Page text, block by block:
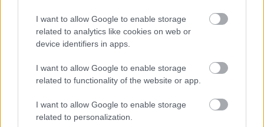
I want to allow Google to enable storage
related to analytics like cookies on web or
device identifiers in apps.
I want to allow Google to enable storage
related to functionality of the website or app.
I want to allow Google to enable storage
related to personalization.
Júniustól emelkedtek törvényi szintre a távmunka
veszélyhelyzet idején alkalmazott szabályai. Az
egyszerűsítéseknek köszönhetően javulhatnak az
az egészségügyi kockázatok. A munkavédelmi előírások
betartását részletes tájékoztató könnyíti meg a